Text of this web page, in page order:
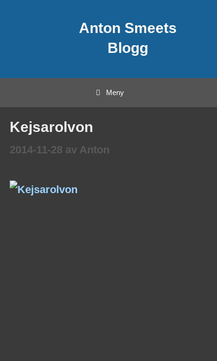
Anton Smeets
Blogg
Meny
Kejsarolvon
2014-11-28 av Anton